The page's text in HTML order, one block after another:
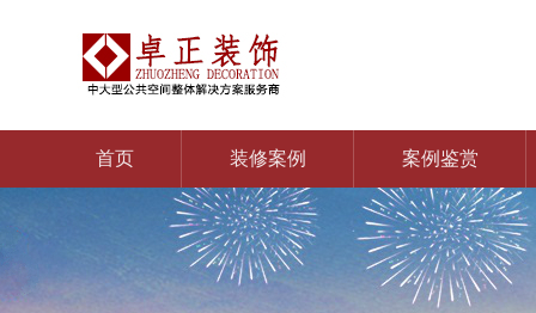
首页 装修案例 案例鉴赏